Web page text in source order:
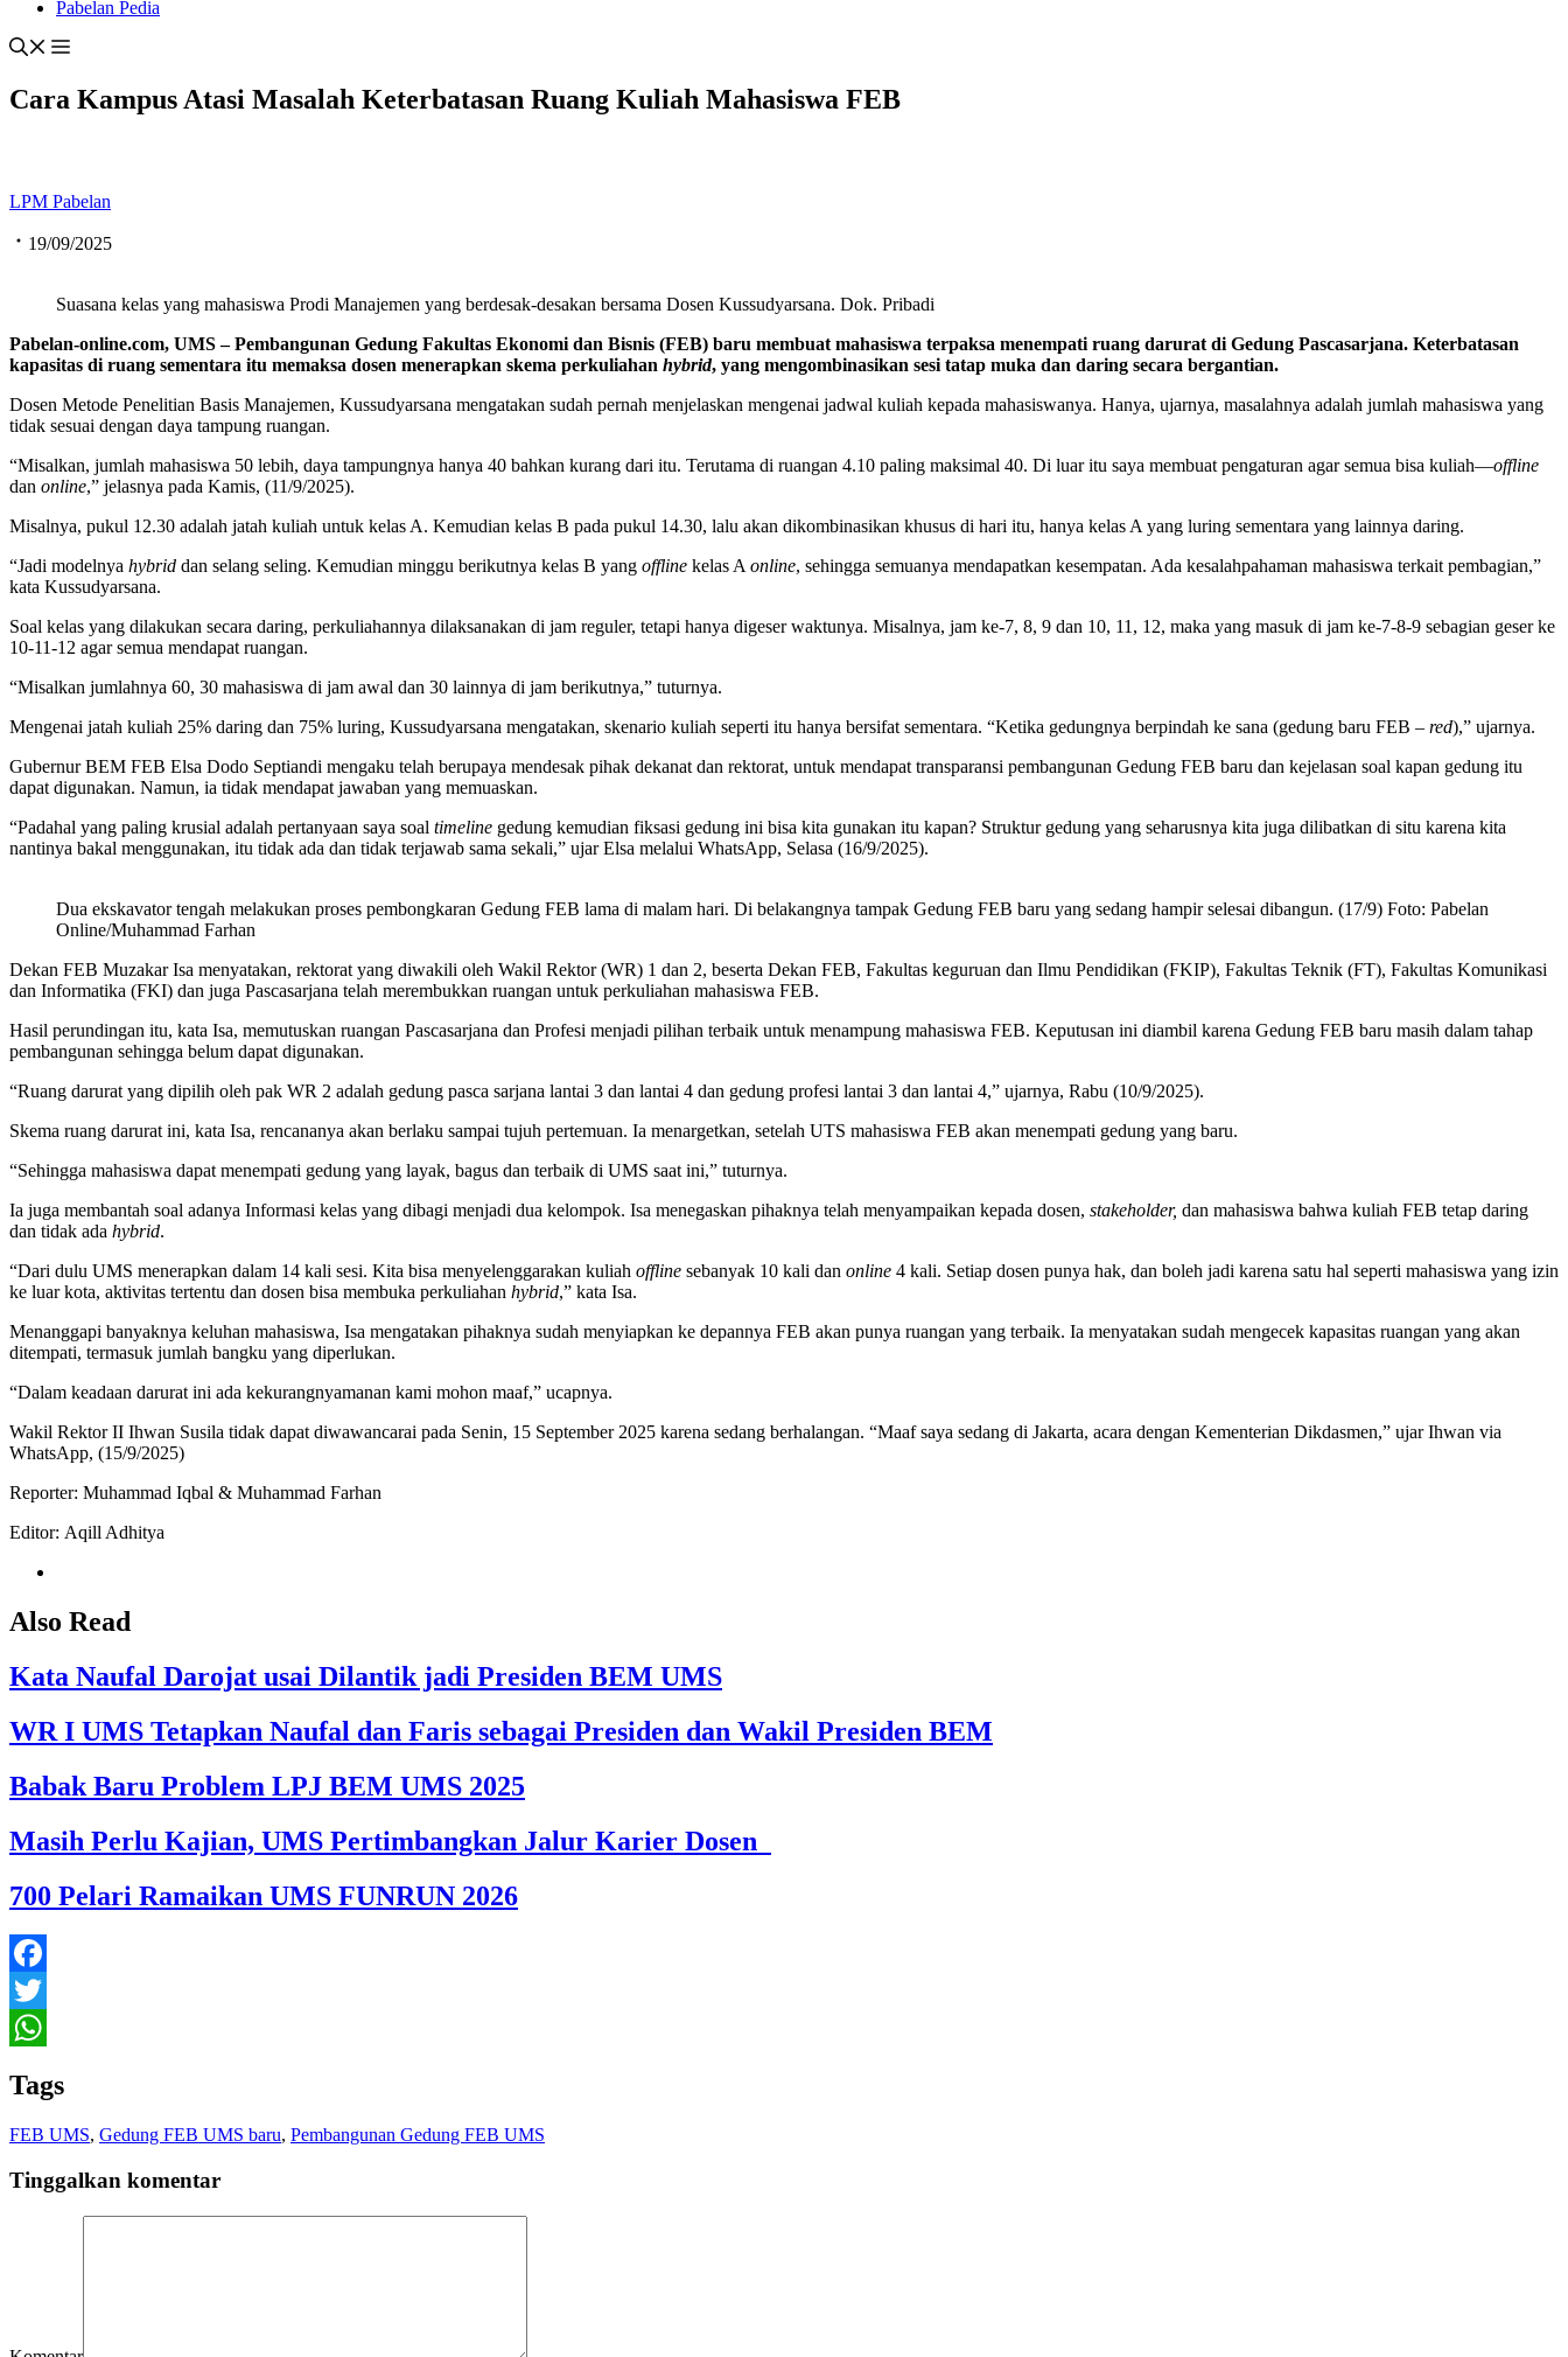
Pabelan Pedia
Cara Kampus Atasi Masalah Keterbatasan Ruang Kuliah Mahasiswa FEB
LPM Pabelan
19/09/2025
Suasana kelas yang mahasiswa Prodi Manajemen yang berdesak-desakan bersama Dosen Kussudyarsana. Dok. Pribadi
Pabelan-online.com, UMS –Pembangunan Gedung Fakultas Ekonomi dan Bisnis (FEB) baru membuat mahasiswa terpaksa menempati ruang darurat di Gedung Pascasarjana. Keterbatasan
kapasitas di ruang sementara itu memaksa dosen menerapkan skema perkuliahan hybrid, yang mengombinasikan sesi tatap muka dan daring secara bergantian.
Dosen Metode Penelitian Basis Manajemen, Kussudyarsana mengatakan sudah pernah menjelaskan mengenai jadwal kuliah kepada mahasiswanya. Hanya, ujarnya, masalahnya adalah jumlah mahasiswa yang
tidak sesuai dengan daya tampung ruangan.
“Misalkan, jumlah mahasiswa 50 lebih, daya tampungnya hanya 40 bahkan kurang dari itu. Terutama di ruangan 4.10 paling maksimal 40. Di luar itu saya membuat pengaturan agar semua bisa kuliah—offline
dan online,” jelasnya pada Kamis, (11/9/2025).
Misalnya, pukul 12.30 adalah jatah kuliah untuk kelas A. Kemudian kelas B pada pukul 14.30, lalu akan dikombinasikan khusus di hari itu, hanya kelas A yang luring sementara yang lainnya daring.
“Jadi modelnya hybrid dan selang seling. Kemudian minggu berikutnya kelas B yang offline kelas A online, sehingga semuanya mendapatkan kesempatan. Ada kesalahpahaman mahasiswa terkait pembagian,”
kata Kussudyarsana.
Soal kelas yang dilakukan secara daring, perkuliahannya dilaksanakan di jam reguler, tetapi hanya digeser waktunya. Misalnya, jam ke-7, 8, 9 dan 10, 11, 12, maka yang masuk di jam ke-7-8-9 sebagian geser ke
10-11-12 agar semua mendapat ruangan.
“Misalkan jumlahnya 60, 30 mahasiswa di jam awal dan 30 lainnya di jam berikutnya,” tuturnya.
Mengenai jatah kuliah 25% daring dan 75% luring, Kussudyarsana mengatakan, skenario kuliah seperti itu hanya bersifat sementara. “Ketika gedungnya berpindah ke sana (gedung baru FEB – red),” ujarnya.
Gubernur BEM FEB Elsa Dodo Septiandi mengaku telah berupaya mendesak pihak dekanat dan rektorat, untuk mendapat transparansi pembangunan Gedung FEB baru dan kejelasan soal kapan gedung itu
dapat digunakan. Namun, ia tidak mendapat jawaban yang memuaskan.
“Padahal yang paling krusial adalah pertanyaan saya soal timeline gedung kemudian fiksasi gedung ini bisa kita gunakan itu kapan? Struktur gedung yang seharusnya kita juga dilibatkan di situ karena kita
nantinya bakal menggunakan, itu tidak ada dan tidak terjawab sama sekali,” ujar Elsa melalui WhatsApp, Selasa (16/9/2025).
Dua ekskavator tengah melakukan proses pembongkaran Gedung FEB lama di malam hari. Di belakangnya tampak Gedung FEB baru yang sedang hampir selesai dibangun. (17/9) Foto: Pabelan
Online/Muhammad Farhan
Dekan FEB Muzakar Isa menyatakan, rektorat yang diwakili oleh Wakil Rektor (WR) 1 dan 2, beserta Dekan FEB, Fakultas keguruan dan Ilmu Pendidikan (FKIP), Fakultas Teknik (FT), Fakultas Komunikasi
dan Informatika (FKI) dan juga Pascasarjana telah merembukkan ruangan untuk perkuliahan mahasiswa FEB.
Hasil perundingan itu, kata Isa, memutuskan ruangan Pascasarjana dan Profesi menjadi pilihan terbaik untuk menampung mahasiswa FEB. Keputusan ini diambil karena Gedung FEB baru masih dalam tahap
pembangunan sehingga belum dapat digunakan.
“Ruang darurat yang dipilih oleh pak WR 2 adalah gedung pasca sarjana lantai 3 dan lantai 4 dan gedung profesi lantai 3 dan lantai 4,” ujarnya, Rabu (10/9/2025).
Skema ruang darurat ini, kata Isa, rencananya akan berlaku sampai tujuh pertemuan. Ia menargetkan, setelah UTS mahasiswa FEB akan menempati gedung yang baru.
“Sehingga mahasiswa dapat menempati gedung yang layak, bagus dan terbaik di UMS saat ini,” tuturnya.
Ia juga membantah soal adanya Informasi kelas yang dibagi menjadi dua kelompok. Isa menegaskan pihaknya telah menyampaikan kepada dosen, stakeholder, dan mahasiswa bahwa kuliah FEB tetap daring
dan tidak ada hybrid.
“Dari dulu UMS menerapkan dalam 14 kali sesi. Kita bisa menyelenggarakan kuliah offline sebanyak 10 kali dan online 4 kali. Setiap dosen punya hak, dan boleh jadi karena satu hal seperti mahasiswa yang izin
ke luar kota, aktivitas tertentu dan dosen bisa membuka perkuliahan hybrid,” kata Isa.
Menanggapi banyaknya keluhan mahasiswa, Isa mengatakan pihaknya sudah menyiapkan ke depannya FEB akan punya ruangan yang terbaik. Ia menyatakan sudah mengecek kapasitas ruangan yang akan
ditempati, termasuk jumlah bangku yang diperlukan.
“Dalam keadaan darurat ini ada kekurangnyamanan kami mohon maaf,” ucapnya.
Wakil Rektor II Ihwan Susila tidak dapat diwawancarai pada Senin, 15 September 2025 karena sedang berhalangan. “Maaf saya sedang di Jakarta, acara dengan Kementerian Dikdasmen,” ujar Ihwan via
WhatsApp, (15/9/2025)
Reporter: Muhammad Iqbal & Muhammad Farhan
Editor: Aqill Adhitya
Also Read
Kata Naufal Darojat usai Dilantik jadi Presiden BEM UMS
WR I UMS Tetapkan Naufal dan Faris sebagai Presiden dan Wakil Presiden BEM
Babak Baru Problem LPJ BEM UMS 2025
Masih Perlu Kajian, UMS Pertimbangkan Jalur Karier Dosen
700 Pelari Ramaikan UMS FUNRUN 2026
Facebook
Twitter
Tags
FEB UMS, Gedung FEB UMS baru, Pembangunan Gedung FEB UMS
Tinggalkan komentar